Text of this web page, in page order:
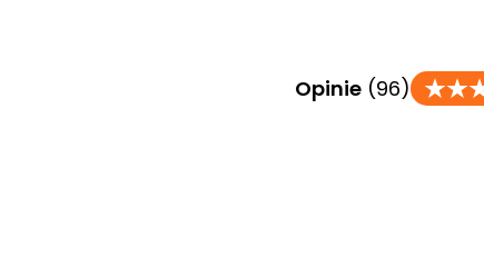
Opinie (96)